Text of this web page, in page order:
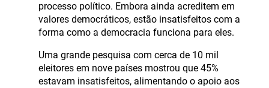
processo político. Embora ainda acreditem em
valores democráticos, estão insatisfeitos com a
forma como a democracia funciona para eles.
Uma grande pesquisa com cerca de 10 mil
eleitores em nove países mostrou que 45%
estavam insatisfeitos, alimentando o apoio aos